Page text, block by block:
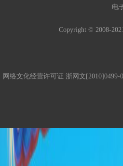
电
Copyright © 2008-
网络文化经营许可证 浙网文